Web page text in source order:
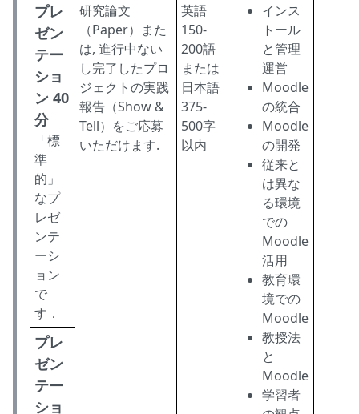
プレ
ゼン
テー
ショ
ン 40
分
「標
準
的」
なプ
レゼ
ンテ
ーシ
ョン
で
す．
研究論文
（Paper）また
は, 進行中ない
し完了したプロ
ジェクトの実践
報告（Show &
Tell）をご応募
いただけます.
英語
150-
200語
または
日本語
375-
500字
以内
インス
トール
と管理
運営
Moodle
の統合
Moodle
の開発
従来と
は異な
る環境
での
Moodle
活用
教育環
境での
Moodle
教授法
と
Moodle
学習者
プレ
ゼン
テー
ショ